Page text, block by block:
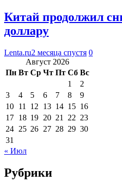
Китай продолжил
доллару
Lenta.ru2 месяца спустя 0
Август 2026
Пн Вт Ср Чт Пт Сб Вс
1
2
3
4 5 6 7 8
9
10 11 12 13 14 15 16
17 18 19 20 21 22 23
24 25 26 27 28 29 30
31
« Июл
Рубрики